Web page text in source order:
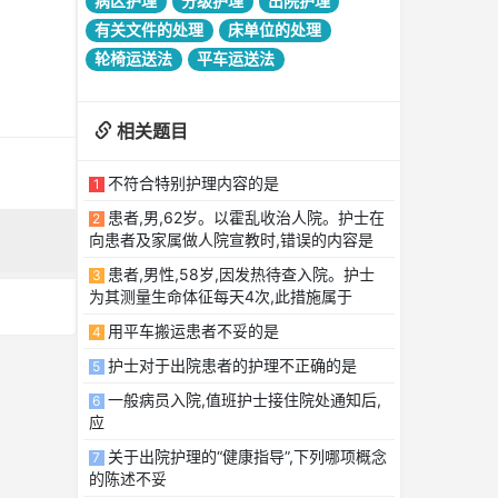
有关文件的处理
床单位的处理
轮椅运送法
平车运送法
相关题目
1 不符合特别护理内容的是
2 患者,男,62岁。以霍乱收治人院。护士在
向患者及家属做人院宣教时,错误的内容是
3 患者,男性,58岁,因发热待查入院。护士
为其测量生命体征每天4次,此措施属于
4 用平车搬运患者不妥的是
5 护士对于出院患者的护理不正确的是
6 一般病员入院,值班护士接住院处通知后,
应
7 关于出院护理的“健康指导”,下列哪项概念
的陈述不妥